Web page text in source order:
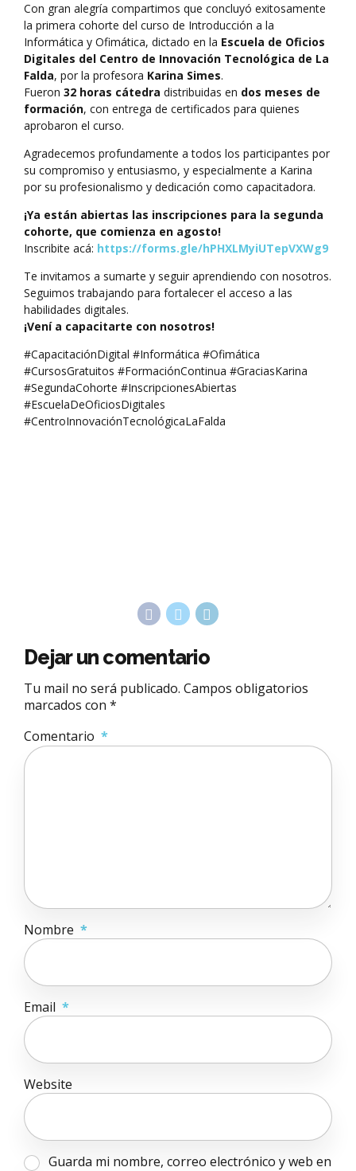
Con gran alegría compartimos que concluyó exitosamente
la primera cohorte del curso de Introducción a la
Informática y Ofimática, dictado en la Escuela de Oficios
Digitales del Centro de Innovación Tecnológica de La
Falda, por la profesora Karina Simes.
Fueron 32 horas cátedra distribuidas en dos meses de
formación, con entrega de certificados para quienes
aprobaron el curso.
Agradecemos profundamente a todos los participantes por
su compromiso y entusiasmo, y especialmente a Karina
por su profesionalismo y dedicación como capacitadora.
¡Ya están abiertas las inscripciones para la segunda
cohorte, que comienza en agosto!
Inscribite acá: https://forms.gle/hPHXLMyiUTepVXWg9
Te invitamos a sumarte y seguir aprendiendo con nosotros.
Seguimos trabajando para fortalecer el acceso a las
habilidades digitales.
¡Vení a capacitarte con nosotros!
#CapacitaciónDigital #Informática #Ofimática
#CursosGratuitos #FormaciónContinua #GraciasKarina
#SegundaCohorte #InscripcionesAbiertas
#EscuelaDeOficiosDigitales
#CentroInnovaciónTecnológicaLaFalda
Dejar un comentario
Tu mail no será publicado. Campos obligatorios
marcados con *
Comentario *
Nombre *
Email *
Website
Guarda mi nombre, correo electrónico y web en